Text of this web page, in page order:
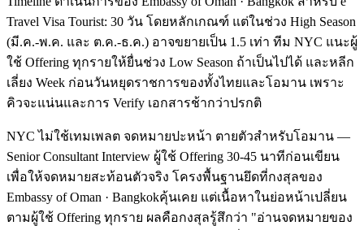
Travel Visa Tourist: 30 วัน โดยหลักเกณฑ์ แต่ในช่วง High Season
(มี.ค.-พ.ค. และ ต.ค.-ธ.ค.) อาจขยายเป็น 1.5 เท่า ทีม NYC แนะผู้
ใช้ Offering ทุกรายให้ยื่นช่วง Low Season ถ้าเป็นไปได้ และหลีก
เลี่ยง Week ก่อนวันหยุดราชการของทั้งไทยและโอมาน เพราะ
คิวจะแน่นและการ Verify เอกสารช้ากว่าปรกติ
NYC ไม่ใช้เทมเพลต จดหมายปะหน้า ตายตัวสำหรับโอมาน —
Senior Consultant Interview ผู้ใช้ Offering 30-45 นาทีก่อนเขียน
เพื่อให้จดหมายสะท้อนตัวจริง โครงพื้นฐานยึดที่กงสุลของ
Embassy of Oman · Bangkokคุ้นเคย แต่เนื้อหาในย่อหน้าเปลี่ยน
ตามผู้ใช้ Offering ทุกราย ผลคือกงสุลรู้สึกว่า "อ่านจดหมายของ